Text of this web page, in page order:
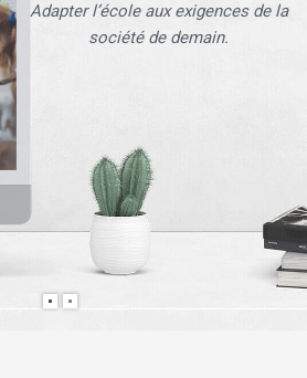
Adapter l’école aux exigences de la
société de demain.